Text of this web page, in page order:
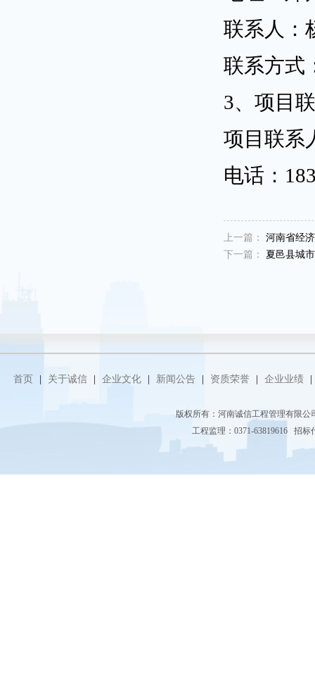
联系人：
联系方式
3、项目
项目联系
电话：
上一篇： 河南省经
下一篇： 夏邑县城
首页 关于诚信 企业文化 新闻公告 资质荣誉 企业业绩
版权所有：河南诚信工程管理有限
工程监理：0371-63819616 招标